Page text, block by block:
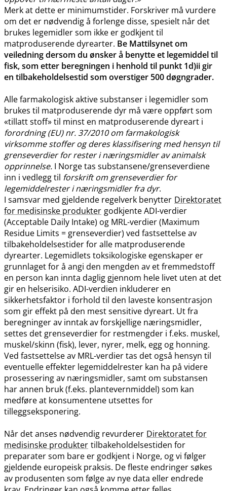
Merk at dette er minimumstider. Forskriver må vurdere
om det er nødvendig å forlenge disse, spesielt når det
brukes legemidler som ikke er godkjent til
matproduserende dyrearter. Be Mattilsynet om
veiledning dersom du ønsker å benytte et legemiddel til
fisk, som etter beregningen i henhold til punkt 1d)ii gir
en tilbakeholdelsestid som overstiger 500 døgngrader.
Alle farmakologisk aktive substanser i legemidler som
brukes til matproduserende dyr må være oppført som
«tillatt stoff» til minst en matproduserende dyreart i
forordning (EU) nr. 37/2010 om farmakologisk
virksomme stoffer og deres klassifisering med hensyn til
grenseverdier for rester i næringsmidler av animalsk
opprinnelse. I Norge tas substansene​/​grenseverdiene
inn i vedlegg til forskrift om grenseverdier for
legemiddelrester i næringsmidler fra dyr.
I samsvar med gjeldende regelverk benytter Direktoratet
for medisinske produkter godkjente ADI-verdier
(Acceptable Daily Intake) og MRL-verdier (Maximum
Residue Limits = grenseverdier) ved fastsettelse av
tilbakeholdelsestider for alle matproduserende
dyrearter. Legemidlets toksikologiske egenskaper er
grunnlaget for å angi den mengden av et fremmedstoff
en person kan innta daglig gjennom hele livet uten at det
gir en helserisiko. ADI-verdien inkluderer en
sikkerhetsfaktor i forhold til den laveste konsentrasjon
som gir effekt på den mest sensitive dyreart. Ut fra
beregninger av inntak av forskjellige næringsmidler,
settes det grenseverdier for restmengder i f.eks. muskel,
muskel​/​skinn (fisk), lever, nyrer, melk, egg og honning.
Ved fastsettelse av MRL-verdier tas det også hensyn til
eventuelle effekter legemiddelrester kan ha på videre
prosessering av næringsmidler, samt om substansen
har annen bruk (f.eks. plantevernmiddel) som kan
medføre at konsumentene utsettes for
tilleggseksponering.
Når det anses nødvendig revurderer Direktoratet for
medisinske produkter tilbakeholdelsestiden for
preparater som bare er godkjent i Norge, og vi følger
gjeldende europeisk praksis. De fleste endringer søkes
av produsenten som følge av nye data eller endrede